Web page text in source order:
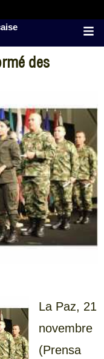
des
La Paz, 21
novembre
(Prensa